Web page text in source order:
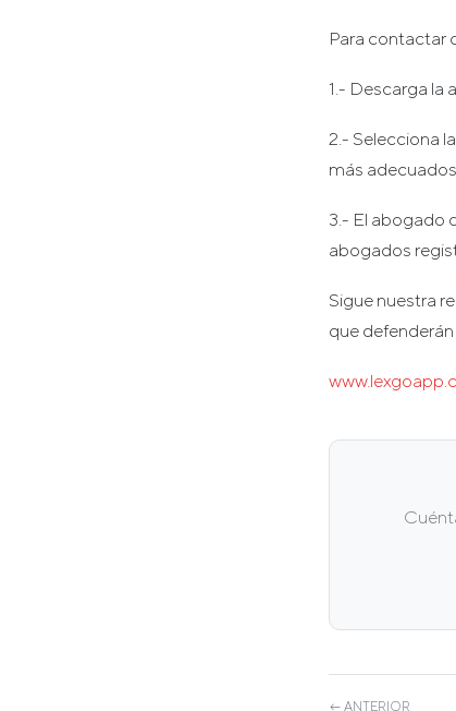
Para contactar
1.- Descarga la
2.- Selecciona
más
3.- El abogado
abogados
Sigue nuestra
que
← ANTERIOR